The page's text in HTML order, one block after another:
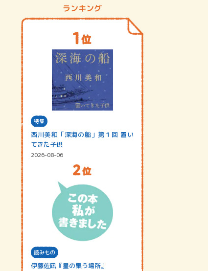
ランキング
特集
西川美和「深海の船」第１回 置い
てきた子供
2026-08-06
読みもの
伊藤佐凪『星の集う場所』